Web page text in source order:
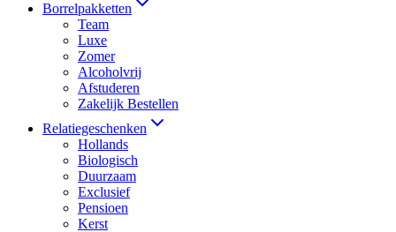
Borrelpakketten
Team
Luxe
Zomer
Alcoholvrij
Afstuderen
Zakelijk Bestellen
Relatiegeschenken
Hollands
Biologisch
Duurzaam
Exclusief
Pensioen
Kerst